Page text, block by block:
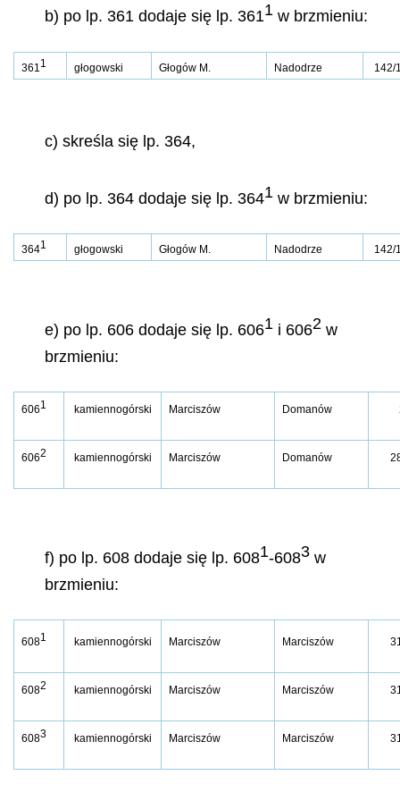
b) po lp. 361 dodaje się lp. 3611 w brzmieniu:
361 1 głogowski Głogów M. Nadodrze 142/
c) skreśla się lp. 364,
d) po lp. 364 dodaje się lp. 3641 w brzmieniu:
3641 głogowski Głogów M. Nadodrze 142/
e) po lp. 606 dodaje się lp. 6061 i 6062 w
brzmieniu:
6061 kamiennogórski Marciszów Domanów
6062 kamiennogórski Marciszów Domanów
f) po lp. 608 dodaje się lp. 6081-6083 w
brzmieniu:
6081 kamiennogórski Marciszów Marciszów
6082 kamiennogórski Marciszów Marciszów
6083 kamiennogórski Marciszów Marciszów